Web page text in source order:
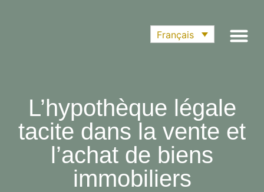
Français
L’hypothèque légale
tacite dans la vente et
l’achat de biens
immobiliers